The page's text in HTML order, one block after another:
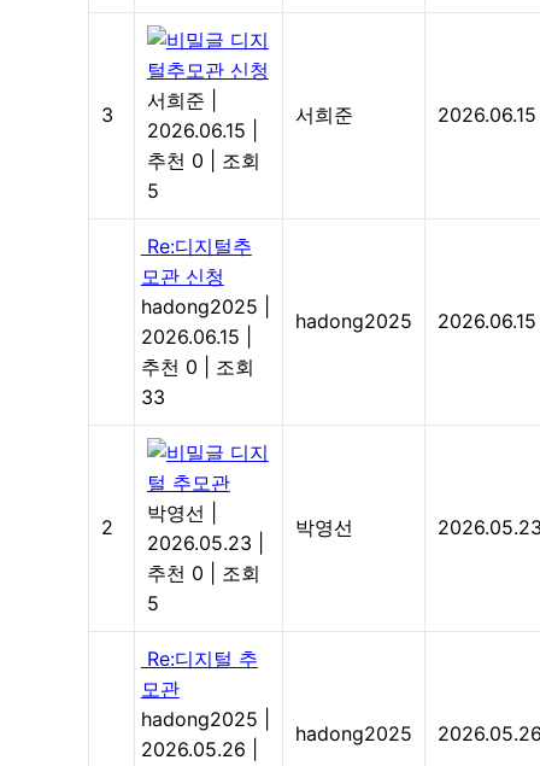
3
디지
털추모관 신청
서희준
2026.06.15
추천 0
조회
5
서희준 2026.06.15
Re:디지털추
모관 신청
hadong2025
2026.06.15
추천 0
조회
33
hadong2025 2026.06.15
2
디지
털 추모관
박영선
2026.05.23
추천 0
조회
5
박영선
Re:디지털 추
모관
hadong2025
2026.05.26
hadong2025